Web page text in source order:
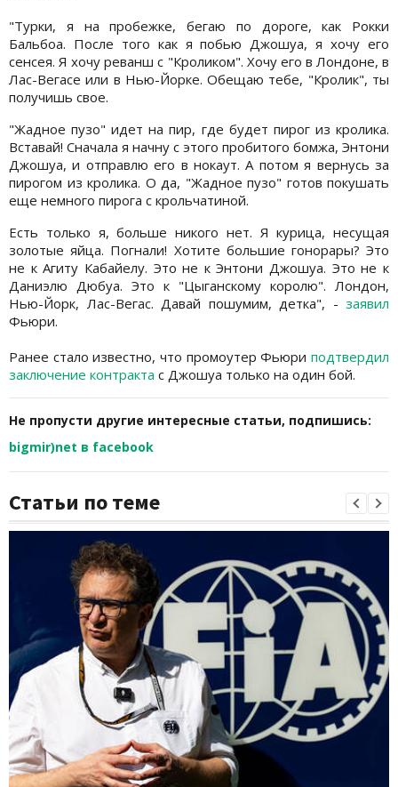
"Турки, я на пробежке, бегаю по дороге, как Рокки
Бальбоа. После того как я побью Джошуа, я хочу его
сенсея. Я хочу реванш с "Кроликом". Хочу его в Лондоне, в
Лас-Вегасе или в Нью-Йорке. Обещаю тебе, "Кролик", ты
получишь свое.
"Жадное пузо" идет на пир, где будет пирог из кролика.
Вставай! Сначала я начну с этого пробитого бомжа, Энтони
Джошуа, и отправлю его в нокаут. А потом я вернусь за
пирогом из кролика. О да, "Жадное пузо" готов покушать
еще немного пирога с крольчатиной.
Есть только я, больше никого нет. Я курица, несущая
золотые яйца. Погнали! Хотите большие гонорары? Это
не к Агиту Кабайелу. Это не к Энтони Джошуа. Это не к
Даниэлю Дюбуа. Это к "Цыганскому королю". Лондон,
Нью-Йорк, Лас-Вегас. Давай пошумим, детка", - заявил
Фьюри.
Ранее стало известно, что промоутер Фьюри подтвердил
заключение контракта с Джошуа только на один бой.
Не пропусти другие интересные статьи, подпишись:
bigmir)net в facebook
Статьи по теме